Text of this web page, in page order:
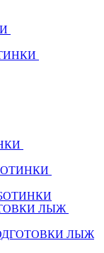
ЛЫЖ
ЛЫЖ